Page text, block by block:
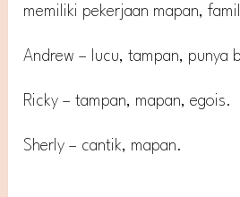
memiliki pekerjaan mapan,
Andrew – lucu, tampan, punya
Ricky – tampan, mapan, egois.
Sherly – cantik, mapan.